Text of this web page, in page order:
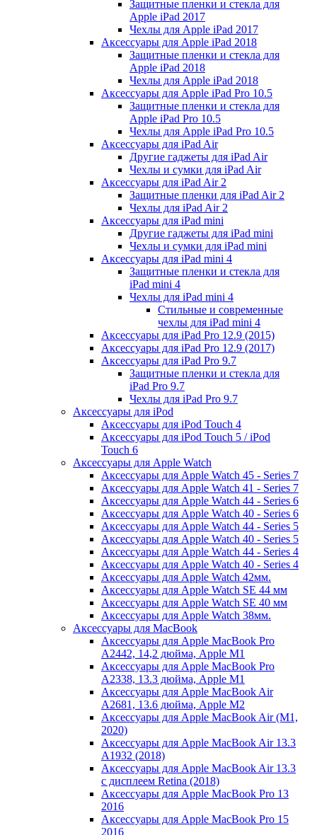
Защитные пленки и стекла для
Apple iPad 2017
Чехлы для Apple iPad 2017
Аксессуары для Apple iPad 2018
Защитные пленки и стекла для
Apple iPad 2018
Чехлы для Apple iPad 2018
Аксессуары для Apple iPad Pro 10.5
Защитные пленки и стекла для
Apple iPad Pro 10.5
Чехлы для Apple iPad Pro 10.5
Аксессуары для iPad Air
Другие гаджеты для iPad Air
Чехлы и сумки для iPad Air
Аксессуары для iPad Air 2
Защитные пленки для iPad Air 2
Чехлы для iPad Air 2
Аксессуары для iPad mini
Другие гаджеты для iPad mini
Чехлы и сумки для iPad mini
Аксессуары для iPad mini 4
Защитные пленки и стекла для
iPad mini 4
Чехлы для iPad mini 4
Стильные и современные
чехлы для iPad mini 4
Аксессуары для iPad Pro 12.9 (2015)
Аксессуары для iPad Pro 12.9 (2017)
Аксессуары для iPad Pro 9.7
Защитные пленки и стекла для
iPad Pro 9.7
Чехлы для iPad Pro 9.7
Аксессуары для iPod
Аксессуары для iPod Touch 4
Аксессуары для iPod Touch 5 / iPod
Touch 6
Аксессуары для Apple Watch
Аксессуары для Apple Watch 45 - Series 7
Аксессуары для Apple Watch 41 - Series 7
Аксессуары для Apple Watch 44 - Series 6
Аксессуары для Apple Watch 40 - Series 6
Аксессуары для Apple Watch 44 - Series 5
Аксессуары для Apple Watch 40 - Series 5
Аксессуары для Apple Watch 44 - Series 4
Аксессуары для Apple Watch 40 - Series 4
Аксессуары для Apple Watch 42мм.
Аксессуары для Apple Watch SE 44 мм
Аксессуары для Apple Watch SE 40 мм
Аксессуары для Apple Watch 38мм.
Аксессуары для MacBook
Аксессуары для Apple MacBook Pro
A2442, 14,2 дюйма, Apple M1
Аксессуары для Apple MacBook Pro
A2338, 13.3 дюйма, Apple M1
Аксессуары для Apple MacBook Air
A2681, 13.6 дюйма, Apple M2
Аксессуары для Apple MacBook Air (M1,
2020)
Аксессуары для Apple MacBook Air 13.3
A1932 (2018)
Аксессуары для Apple MacBook Air 13.3
с дисплеем Retina (2018)
Аксессуары для Apple MacBook Pro 13
2016
Аксессуары для Apple MacBook Pro 15
2016